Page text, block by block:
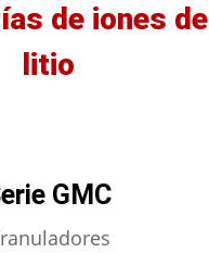
de iones de
litio
GMC